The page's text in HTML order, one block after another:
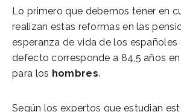
Lo primero que debemos tener en
realizan estas reformas en las
esperanza de vida de los
defecto corresponde a 84,5 años
para los hombres.
Según los expertos que estudian